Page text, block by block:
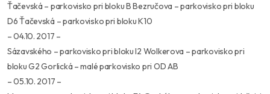
Ťačevská – parkovisko pri bloku B Bezručova – parkovisko pri bloku
D6 Ťačevská – parkovisko pri bloku K10
– 04.10. 2017 –
Sázavského – parkovisko pri bloku I2 Wolkerova – parkovisko pri
bloku G2 Gorlická – malé parkovisko pri OD AB
– 05.10. 2017 –